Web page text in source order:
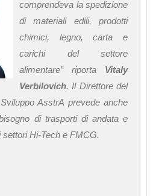
comprendeva la spedizione
di materiali edili, prodotti
chimici, legno, carta e
carichi del settore
alimentare” riporta Vitaly
Verbilovich. Il Direttore del
AsstrA prevede anche
di trasporti di andata e
Hi-Tech e FMCG.